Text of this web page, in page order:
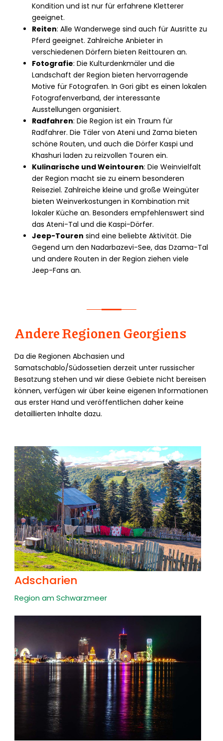
Kondition und ist nur für erfahrene Kletterer
geeignet.
Reiten: Alle Wanderwege sind auch für Ausritte zu
Pferd geeignet. Zahlreiche Anbieter in
verschiedenen Dörfern bieten Reittouren an.
Fotografie: Die Kulturdenkmäler und die
Landschaft der Region bieten hervorragende
Motive für Fotografen. In Gori gibt es einen lokalen
Fotografenverband, der interessante
Ausstellungen organisiert.
Radfahren: Die Region ist ein Traum für
Radfahrer. Die Täler von Ateni und Zama bieten
schöne Routen, und auch die Dörfer Kaspi und
Khashuri laden zu reizvollen Touren ein.
Kulinarische und Weintouren: Die Weinvielfalt
der Region macht sie zu einem besonderen
Reiseziel. Zahlreiche kleine und große Weingüter
bieten Weinverkostungen in Kombination mit
lokaler Küche an. Besonders empfehlenswert sind
das Ateni-Tal und die Kaspi-Dörfer.
Jeep-Touren sind eine beliebte Aktivität. Die
Gegend um den Nadarbazevi-See, das Dzama-Tal
und andere Routen in der Region ziehen viele
Jeep-Fans an.
Andere Regionen Georgiens
Da die Regionen Abchasien und
Samatschablo/Südossetien derzeit unter russischer
Besatzung stehen und wir diese Gebiete nicht bereisen
können, verfügen wir über keine eigenen Informationen
aus erster Hand und veröffentlichen daher keine
detaillierten Inhalte dazu.
Adscharien
Region am Schwarzmeer